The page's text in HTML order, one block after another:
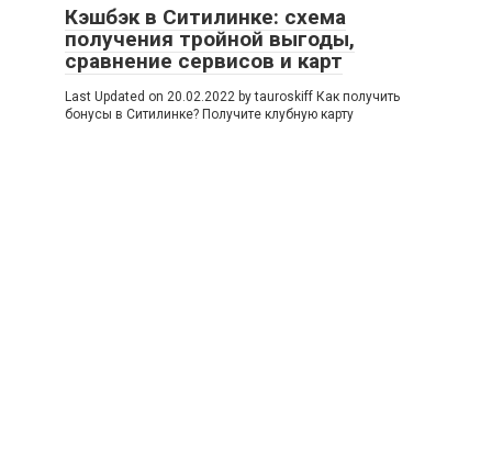
Кэшбэк в Ситилинке: схема
получения тройной выгоды,
сравнение сервисов и карт
Last Updated on 20.02.2022 by tauroskiff Как получить
бонусы в Ситилинке? Получите клубную карту